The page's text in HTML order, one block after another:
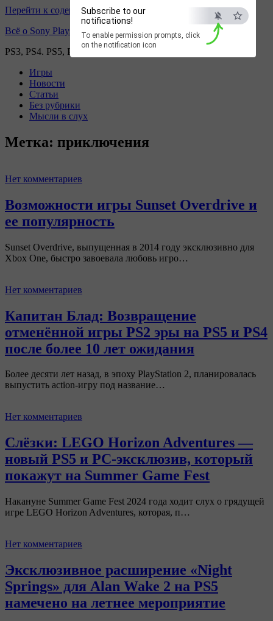
Subscribe to our
notifications!
To enable permission prompts, click
on the notification icon
Перейти к содержимому
Всё о Sony Playstation
PS3, PS4. PS5, PS games
Игры
Новости
Статьи
Без рубрики
Мысли в слух
Метка: приключения
Нет комментариев
Возможности игры Sunset Overdrive и
ее популярность
Sunset Overdrive, выпущенная в 2014 году эксклюзивно для
Xbox One, быстро завоевала любовь игро…
Нет комментариев
Капитан Блад: Возвращение
отменённой игры PS2 эры на PS5 и PS4
после более 10 лет ожидания
Более десяти лет назад, в эпоху PlayStation 2, планировалась
выпустить action-игру под название…
Нет комментариев
Слёзки: LEGO Horizon Adventures —
новый PS5 и PC-эксклюзив, который
покажут на Summer Game Fest
Накануне Summer Game Fest 2024 года ходит слух о грядущей
игре LEGO Horizon Adventures, которая, п…
Нет комментариев
Эксклюзивное расширение «Night
Springs» для Alan Wake 2 на PS5
намечено на летнее мероприятие